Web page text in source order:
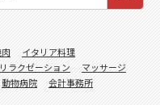
イタリア料理
リラクゼーション
マッサージ
動物病院
会計事務所